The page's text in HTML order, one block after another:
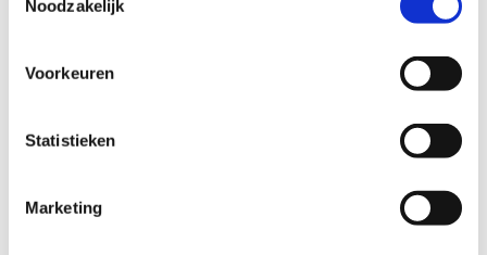
Noodzakelijk
Voorkeuren
Statistieken
Marketing